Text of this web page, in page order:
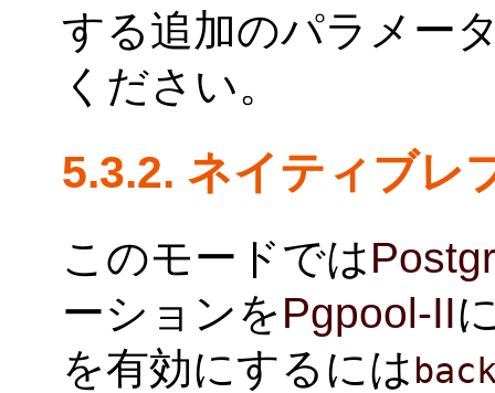
する追加のパラメー
ください。
5.3.2. ネイティブレ
このモードでは
ーションをPgpool-II
を有効にするには